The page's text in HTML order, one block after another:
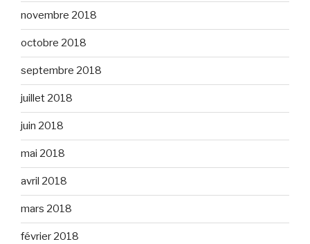
novembre 2018
octobre 2018
septembre 2018
juillet 2018
juin 2018
mai 2018
avril 2018
mars 2018
février 2018